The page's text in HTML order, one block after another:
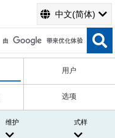
中文(简体)
用户
选项
维护 式样